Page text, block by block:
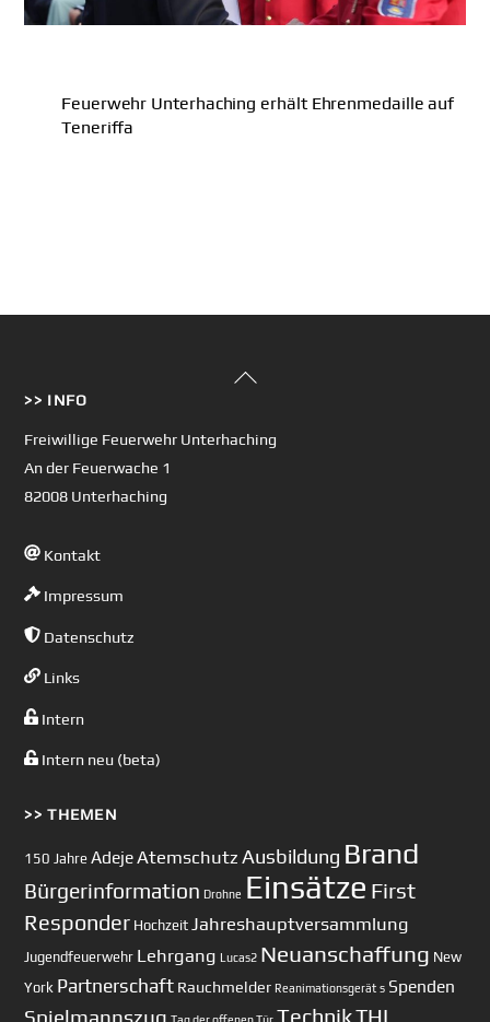
Feuerwehr Unterhaching erhält Ehrenmedaille auf
Teneriffa
Back
>> INFO
Freiwillige Feuerwehr Unterhaching
An der Feuerwache 1
82008 Unterhaching
Kontakt
Impressum
Datenschutz
Links
Intern
Intern neu (beta)
>> THEMEN
150 Jahre AdejeAtemschutz Ausbildung Brand
Bürgerinformation Drohne Einsätze First
Responder Hochzeit Jahreshauptversammlung
Jugendfeuerwehr Lehrgang Lucas2 Neuanschaffung New
York Partnerschaft Rauchmelder Reanimationsgerät s Spenden
Spielmannszug TechnikTHL